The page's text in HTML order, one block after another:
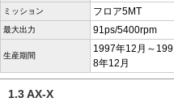
ミッション フロア5MT
最大出力 91ps/5400rpm
生産期間
1997年12月～199
8年12月
1.3 AX-X